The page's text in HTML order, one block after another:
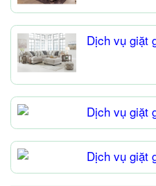
Dịch vụ giặt
Dịch vụ giặt
Dịch vụ giặt